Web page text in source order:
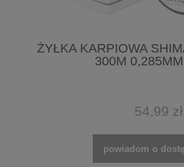
ŻYŁKA KARPIOWA
300M
54,99 zł
powiadom o